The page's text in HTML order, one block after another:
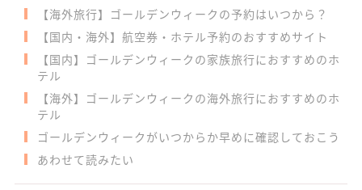
【海外旅行】ゴールデンウィークの予約はいつから？
【国内・海外】航空券・ホテル予約のおすすめサイト
【国内】ゴールデンウィークの家族旅行におすすめのホ
テル
【海外】ゴールデンウィークの海外旅行におすすめのホ
テル
ゴールデンウィークがいつからか早めに確認しておこう
あわせて読みたい